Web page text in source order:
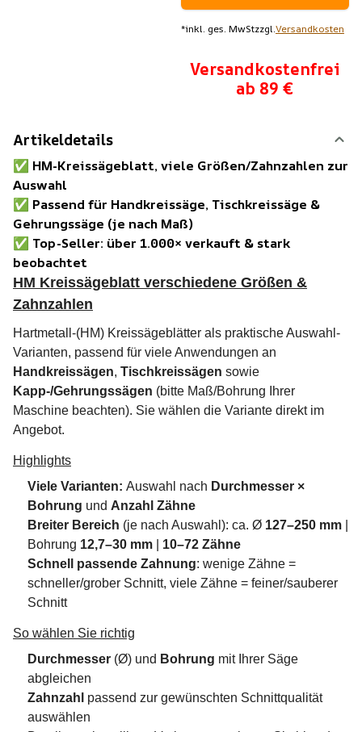
*inkl. ges. MwStzzgl.Versandkosten
Versandkostenfrei
ab 89 €
Artikeldetails
✅ HM-Kreissägeblatt, viele Größen/Zahnzahlen zur
Auswahl
✅ Passend für Handkreissäge, Tischkreissäge &
Gehrungssäge (je nach Maß)
✅ Top-Seller: über 1.000× verkauft & stark
beobachtet
HM Kreissägeblatt verschiedene Größen &
Zahnzahlen
Hartmetall-(HM) Kreissägeblätter als praktische Auswahl-
Varianten, passend für viele Anwendungen an
Handkreissägen, Tischkreissägen sowie
Kapp-/Gehrungssägen (bitte Maß/Bohrung Ihrer
Maschine beachten). Sie wählen die Variante direkt im
Angebot.
Highlights
Viele Varianten: Auswahl nach Durchmesser ×
Bohrung und Anzahl Zähne
Breiter Bereich (je nach Auswahl): ca. Ø 127–250 mm
Bohrung 12,7–30 mm
10–72 Zähne
Schnell passende Zahnung: wenige Zähne =
schneller/grober Schnitt, viele Zähne = feiner/sauberer
Schnitt
So wählen Sie richtig
Durchmesser (Ø) und Bohrung mit Ihrer Säge
abgleichen
Zahnzahl passend zur gewünschten Schnittqualität
auswählen